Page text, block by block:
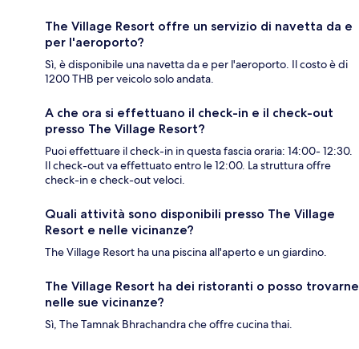
The Village Resort offre un servizio di navetta da e
per l'aeroporto?
Sì, è disponibile una navetta da e per l'aeroporto. Il costo è di
1200 THB per veicolo solo andata.
A che ora si effettuano il check-in e il check-out
presso The Village Resort?
Puoi effettuare il check-in in questa fascia oraria: 14:00- 12:30.
Il check-out va effettuato entro le 12:00. La struttura offre
check-in e check-out veloci.
Quali attività sono disponibili presso The Village
Resort e nelle vicinanze?
The Village Resort ha una piscina all'aperto e un giardino.
The Village Resort ha dei ristoranti o posso trovarne
nelle sue vicinanze?
Sì, The Tamnak Bhrachandra che offre cucina thai.